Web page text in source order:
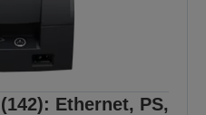
Ethernet, PS,